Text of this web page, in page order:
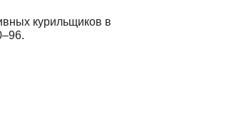
курильщиков в